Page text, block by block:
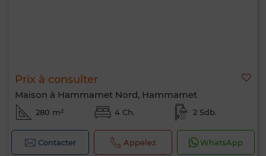
Prix à consulter
Maison à Hammamet Nord, Hammamet
280 m² 4 Ch. 2 Sdb.
Contacter Appelez WhatsApp